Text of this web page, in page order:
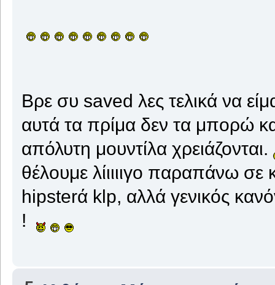
Βρε συ saved λες τελικά να
αυτά τα πρίμα δεν τα μπορώ
απόλυτη μουντίλα χρειάζονται.
θέλουμε λίιιιιγο παραπάνω
hipsterά klp, αλλά γενικός
!